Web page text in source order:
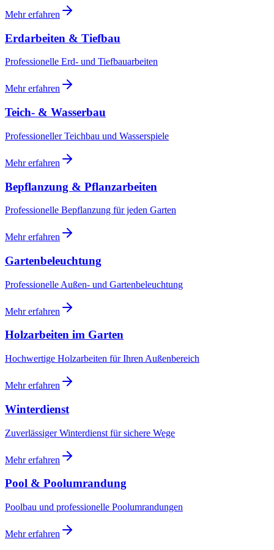
Mehr erfahren
Erdarbeiten & Tiefbau
Professionelle Erd- und Tiefbauarbeiten
Mehr erfahren
Teich- & Wasserbau
Professioneller Teichbau und Wasserspiele
Mehr erfahren
Bepflanzung & Pflanzarbeiten
Professionelle Bepflanzung für jeden Garten
Mehr erfahren
Gartenbeleuchtung
Professionelle Außen- und Gartenbeleuchtung
Mehr erfahren
Holzarbeiten im Garten
Hochwertige Holzarbeiten für Ihren Außenbereich
Mehr erfahren
Winterdienst
Zuverlässiger Winterdienst für sichere Wege
Mehr erfahren
Pool & Poolumrandung
Poolbau und professionelle Poolumrandungen
Mehr erfahren